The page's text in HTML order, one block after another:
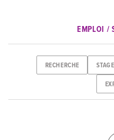
EMPLOI /
RECHERCHE